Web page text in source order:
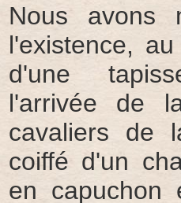
Nous avons
l'existence,
d'une
l'arrivée de
cavaliers de
coiffé d'un
en capuchon